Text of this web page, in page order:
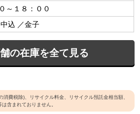
～１８：００
込 ／金子
の在庫を全て見る
消費税除)、リサイクル料金、リサイクル預託金相当額、
含まれておりません。